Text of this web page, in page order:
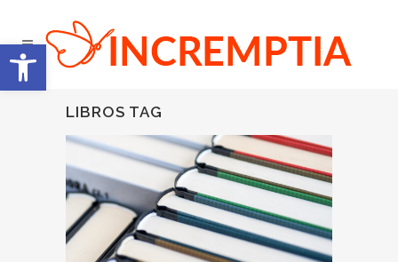
Abrir barra de herramientas
LIBROS TAG